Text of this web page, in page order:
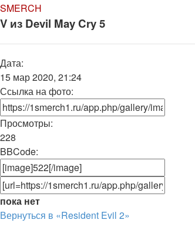
SMERCH
V из Devil May Cry 5
Дата:
15 мар 2020, 21:24
Ссылка на фото:
Просмотры:
228
BBCode:
пока нет
Вернуться в «Resident Evil 2»